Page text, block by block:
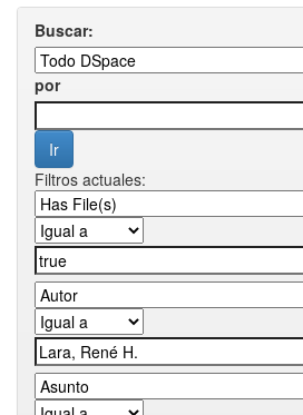
Buscar:
por
Filtros actuales: